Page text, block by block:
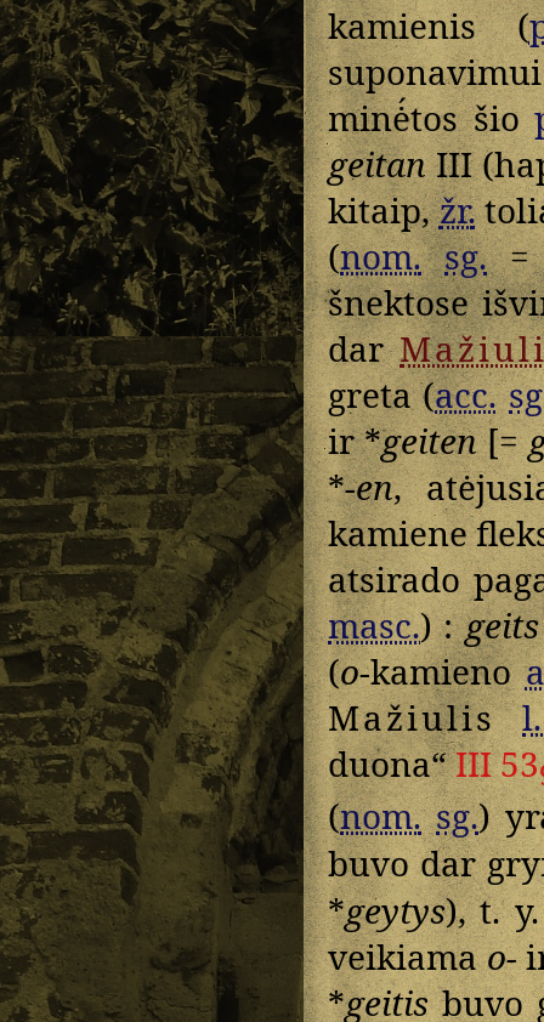
kamienis (
minė́tos šio
geitanIII
kitaip,žr.
(nom. sg.=
šnektose
dar
greta (acc.
ir *geiten[=
*-en,
kamiene
atsirado
masc.) :geits
(o-kamieno
Mažiulis
duona“III 53
(nom. sg.)
buvo dar
*geytys), t.
veikiamao-
*geitisbuvo